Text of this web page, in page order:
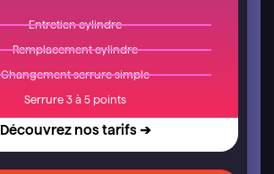
Entretien cylindre
Remplacement cylindre
Changement serrure simple
Serrure 3 à 5 points
Découvrez nos tarifs ➔